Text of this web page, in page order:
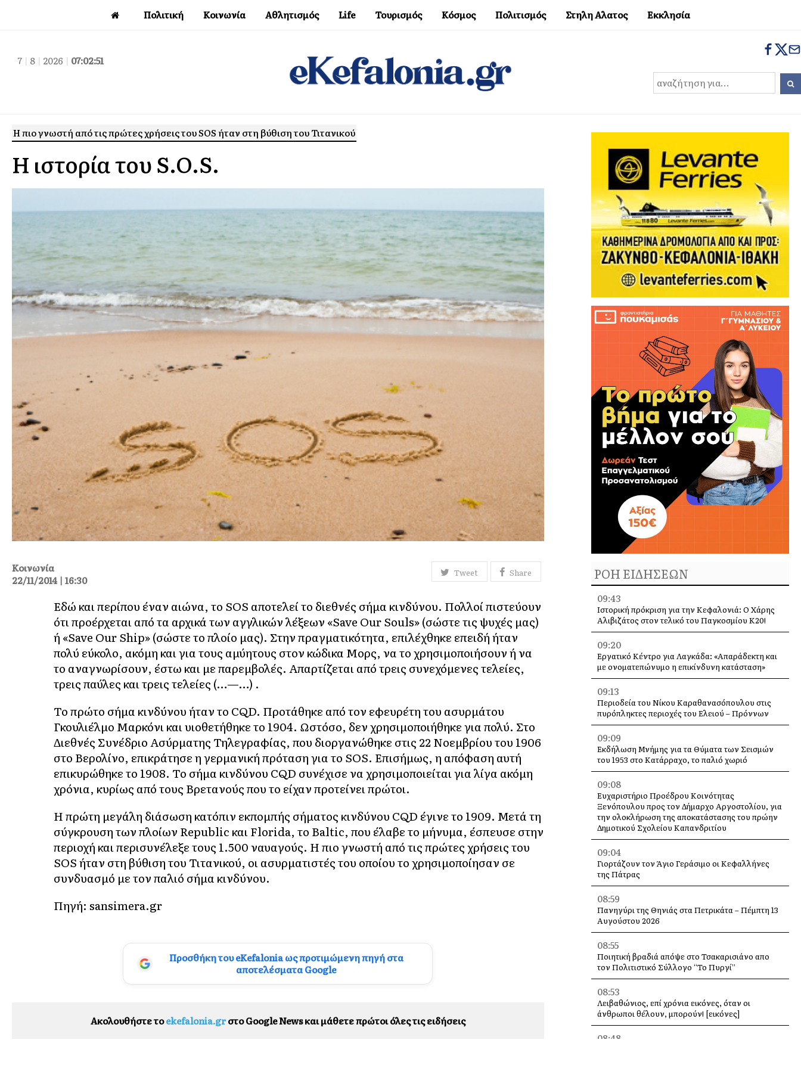
Πολιτική Κοινωνία Αθλητισμός Life Τουρισμός Κόσμος Πολιτισμός Στηλη Αλατος Εκκλησία
7 | 8 | 2026 | 07:02:52
Η πιο γνωστή από τις πρώτες χρήσεις του SOS ήταν στη βύθιση του Τιτανικού
Η ιστορία του S.O.S.
Tweet Share
Κοινωνία
22/11/2014 | 16:30
Εδώ και περίπου έναν αιώνα, το SOS αποτελεί το διεθνές σήμα κινδύνου. Πολλοί πιστεύουν
ότι προέρχεται από τα αρχικά των αγγλικών λέξεων «Save Our Souls» (σώστε τις ψυχές μας)
ή «Save Our Ship» (σώστε το πλοίο μας). Στην πραγματικότητα, επιλέχθηκε επειδή ήταν
πολύ εύκολο, ακόμη και για τους αμύητους στον κώδικα Μορς, να το χρησιμοποιήσουν ή να
το αναγνωρίσουν, έστω και με παρεμβολές. Απαρτίζεται από τρεις συνεχόμενες τελείες,
τρεις παύλες και τρεις τελείες (…—…) .
Το πρώτο σήμα κινδύνου ήταν το CQD. Προτάθηκε από τον εφευρέτη του ασυρμάτου
Γκουλιέλμο Μαρκόνι και υιοθετήθηκε το 1904. Ωστόσο, δεν χρησιμοποιήθηκε για πολύ. Στο
Διεθνές Συνέδριο Ασύρματης Τηλεγραφίας, που διοργανώθηκε στις 22 Νοεμβρίου του 1906
στο Βερολίνο, επικράτησε η γερμανική πρόταση για το SOS. Επισήμως, η απόφαση αυτή
επικυρώθηκε το 1908. Το σήμα κινδύνου CQD συνέχισε να χρησιμοποιείται για λίγα ακόμη
χρόνια, κυρίως από τους Βρετανούς που το είχαν προτείνει πρώτοι.
Η πρώτη μεγάλη διάσωση κατόπιν εκπομπής σήματος κινδύνου CQD έγινε το 1909. Μετά τη
σύγκρουση των πλοίων Republic και Florida, το Baltic, που έλαβε το μήνυμα, έσπευσε στην
περιοχή και περισυνέλεξε τους 1.500 ναυαγούς. Η πιο γνωστή από τις πρώτες χρήσεις του
SOS ήταν στη βύθιση του Τιτανικού, οι ασυρματιστές του οποίου το χρησιμοποίησαν σε
συνδυασμό με τον παλιό σήμα κινδύνου.
Πηγή: sansimera.gr
Προσθήκη του eKefalonia ως προτιμώμενη πηγή στα
αποτελέσματα Google
Ακολουθήστε τοekefalonia.grστο Google News και μάθετε πρώτοι όλες τις ειδήσεις
ΡΟΗ ΕΙΔΗΣΕΩΝ
09:43
Ιστορική πρόκριση για την Κεφαλονιά: Ο Χάρης
Αλιβιζάτος στον τελικό του Παγκοσμίου Κ20!
09:20
Εργατικό Κέντρο για Λαγκάδα: «Απαράδεκτη και
με ονοματεπώνυμο η επικίνδυνη κατάσταση»
09:13
Περιοδεία του Νίκου Καραθανασόπουλου στις
πυρόπληκτες περιοχές του Ελειού – Πρόννων
09:09
Εκδήλωση Μνήμης για τα Θύματα των Σεισμών
του 1953 στο Κατάρραχο, το παλιό χωριό
09:08
Ευχαριστήριο Προέδρου Κοινότητας
Ξενόπουλου προς τον Δήμαρχο Αργοστολίου, για
την ολοκλήρωση της αποκατάστασης του πρώην
Δημοτικού Σχολείου Καπανδριτίου
09:04
Γιορτάζουν τον Άγιο Γεράσιμο οι Κεφαλλήνες
της Πάτρας
08:59
Πανηγύρι της Θηνιάς στα Πετρικάτα – Πέμπτη 13
Αυγούστου 2026
08:55
Ποιητική βραδιά απόψε στο Τσακαρισιάνο απο
τον Πολιτιστικό Σύλλογο “Το Πυργί”
08:53
Λειβαθώνιος, επί χρόνια εικόνες, όταν οι
άνθρωποι θέλουν, μπορούν! [εικόνες]
08:48